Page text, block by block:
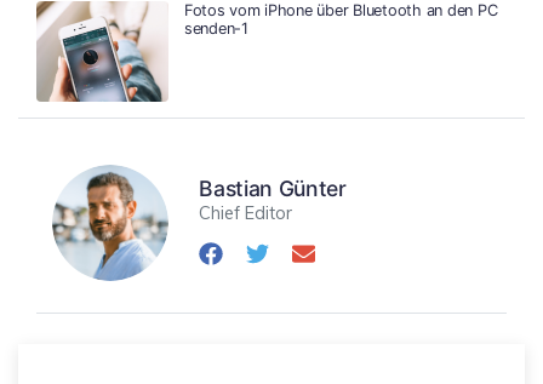
Fotos vom iPhone über Bluetooth an den PC
senden-1
Bastian Günter
Chief Editor